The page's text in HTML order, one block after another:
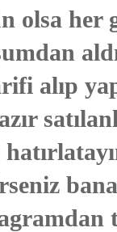
olsa her
alıp